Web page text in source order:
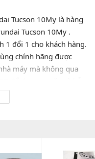
Tucson 10My là hàng
Tucson 10My .
1 đổi 1 cho khách hàng.
chính hãng được
máy mà không qua
phục vụ quý khách!
bạn được chăm sóc chu